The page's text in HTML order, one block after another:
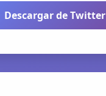
Descargar de Twitter